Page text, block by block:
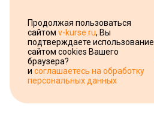
Продолжая пользоваться
сайтом v-kurse.ru, Вы
подтверждаете использование
сайтом cookies Вашего
браузера?
и соглашаетесь на обработку
персональных данных